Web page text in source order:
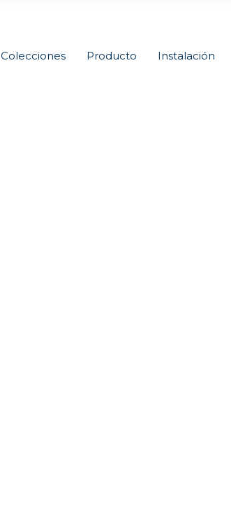
Colecciones Producto Instalación